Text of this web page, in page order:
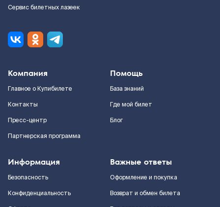
Сервис билетных лазеек
Компания
Главное о Купибилете
Контакты
Пресс-центр
Партнерская программа
Помощь
База знаний
Где мой билет
Блог
Информация
Безопасность
Конфиденциальность
Важные ответы
Оформление и покупка
Возврат и обмен билета